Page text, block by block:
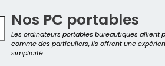
Nos PC portables
Les ordinateurs portables bureautiques allient
comme des particuliers, ils offrent une
simplicité.